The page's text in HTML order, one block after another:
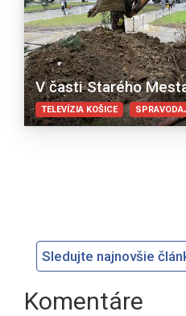
V časti Starého
TELEVÍZIA KOŠICE
Sledujte najnovšie
Komentáre